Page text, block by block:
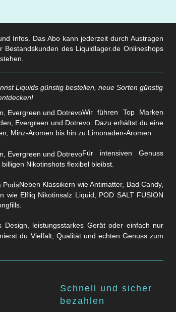
Infos. Das Abo kann jederzeit durch Austragen
des Liquidlager.de Onlineshops
Liquids günstig bestellen, neue Sorten günstig
Wir führen Top Marken
Evergreen und Dotrevo. Dazu erhältst du eine
Minz-Aromen bis hin zu Limonaden-Aromen.
Für intensiven Genuss
Nikotinshots flexibel bleibst.
Neben Klassikern wie Antimatter, Bad Candy,
wie Elfliq Nikotinsalz Liquid, POD SALT FUSION
Design, leistungsstarkes Gerät oder einfach nur
du Vielfalt, Qualität und echten Genuss zum
Schnell und sicher
bezahlen